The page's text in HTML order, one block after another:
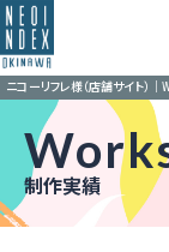
ニコーリフレ様（店舗サイト）
制作実績